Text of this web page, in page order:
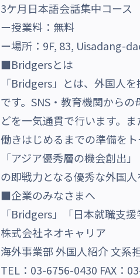
3ケ月日本語会話集中コース
ー授業料：無料
ー場所：9F, 83, Uisadang-
■Bridgersとは
「Bridgers」とは、外国人
です。SNS・教育機関から
どを一気通貫で行います。
働きはじめるまでの準備をト
「アジア優秀層の機会創出
の即戦力となる優秀な外国人
■企業のみなさまへ
「Bridgers」「日本就職支
株式会社ネオキャリア
海外事業部 外国人紹介 文系
TEL：03-6756-0430 FAX：